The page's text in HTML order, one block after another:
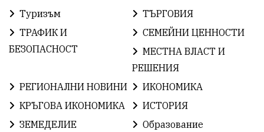
БългарскаГордост Археология Твърдица
ОбщинаСливен Легенда Право
Хасково ВиКСливен
Правосъдие СелинКларънс България2025
Туризъм
ТЪРГОВИЯ
ТРАФИК И
БЕЗОПАСНОСТ
СЕМЕЙНИ ЦЕННОСТИ
МЕСТНА ВЛАСТ И
РЕШЕНИЯ
РЕГИОНАЛНИ НОВИНИ
ИКОНОМИКА
КРЪГОВА ИКОНОМИКА
ИСТОРИЯ
ЗЕМЕДЕЛИЕ
Образование